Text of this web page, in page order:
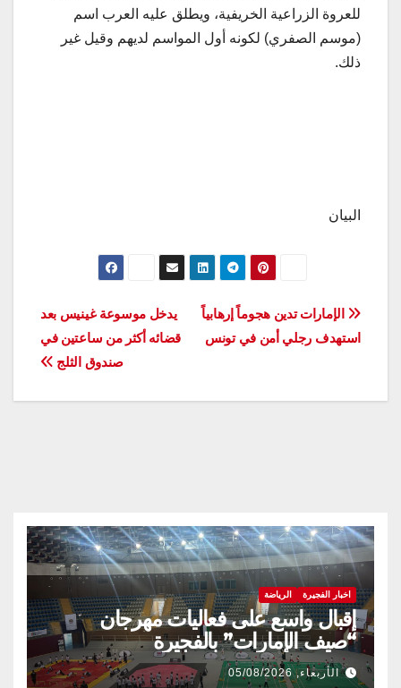
للعروة الزراعية الخريفية، ويطلق عليه العرب اسم
(موسم الصفري) لكونه أول المواسم لديهم وقيل غير
ذلك.
البيان
تصفّح
المقالات
يدخل موسوعة غينيس بعد
قضائه أكثر من ساعتين في
صندوق الثلج
الإمارات تدين هجوماً إرهابياً
استهدف رجلي أمن في تونس
اخبار الفجيرة الرياضة
إقبال واسع على فعاليات مهرجان
“صيف الإمارات” بالفجيرة
الأربعاء, 05/08/2026